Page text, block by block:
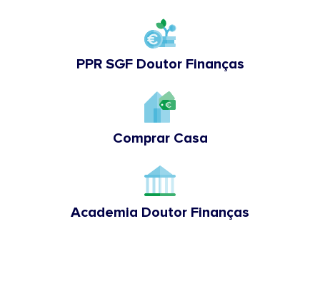
PPR SGF Doutor Finanças
Comprar Casa
Academia Doutor Finanças